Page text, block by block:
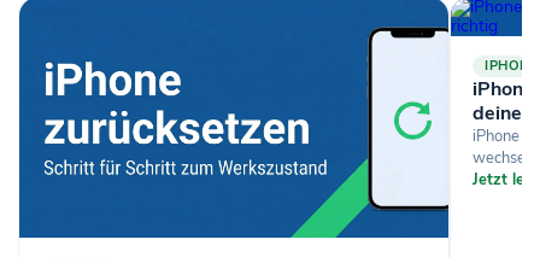
IPHONE
deine
iPhone
Jetzt